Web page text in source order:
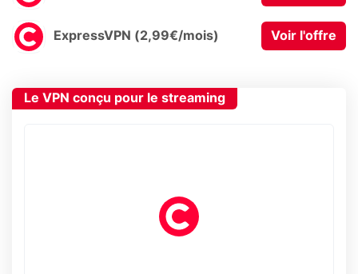
ExpressVPN (2,99€/mois) Voir l'offre
Le VPN conçu pour le streaming